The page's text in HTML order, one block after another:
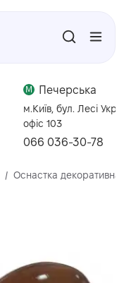
M Печерська
м.Київ, бул. Лесі
офіс 103
066 036-30-78
Оснастка